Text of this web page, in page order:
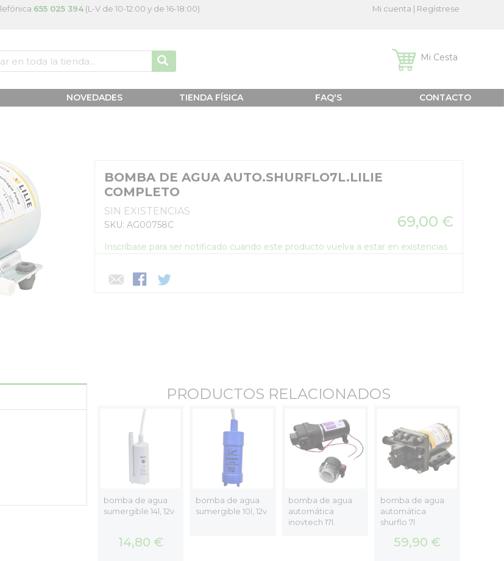
655 025 394(L-V de 10-12:00 y de 16-18:00) Mi cuenta | Regístrese
Mi Cesta
NOVEDADES TIENDA FÍSICA FAQ'S CONTACTO
BOMBA DE AGUA AUTO.SHURFLO7L.LILIE
COMPLETO
69,00 €
SIN EXISTENCIAS
SKU: AG00758C
Inscríbase para ser notificado cuando este producto vuelva a estar en existencias
PRODUCTOS RELACIONADOS
bomba de agua
sumergible 14l, 12v
14,80 €
bomba de agua
sumergible 10l, 12v
bomba de agua
automática
inovtech 17l.
bomba de agua
automática
shurflo 7l
59,90 €